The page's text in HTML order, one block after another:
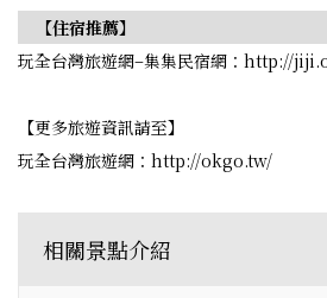
【住宿推薦】
玩全台灣旅遊網–集集民宿網：http://
【更多旅遊資訊請至】
玩全台灣旅遊網：http://okgo.tw/
相關景點介紹